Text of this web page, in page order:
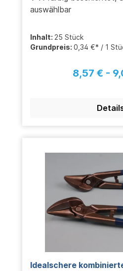
auswählbar
Inhalt: 25 Stück
Grundpreis: 0,34 €* / 1
8,57 € -
Idealschere